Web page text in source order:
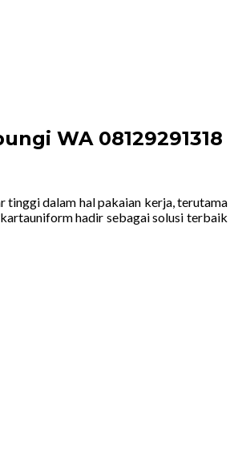
WA 08129291318
tinggi dalam hal pakaian kerja, terutama
hadir sebagai solusi terbaik